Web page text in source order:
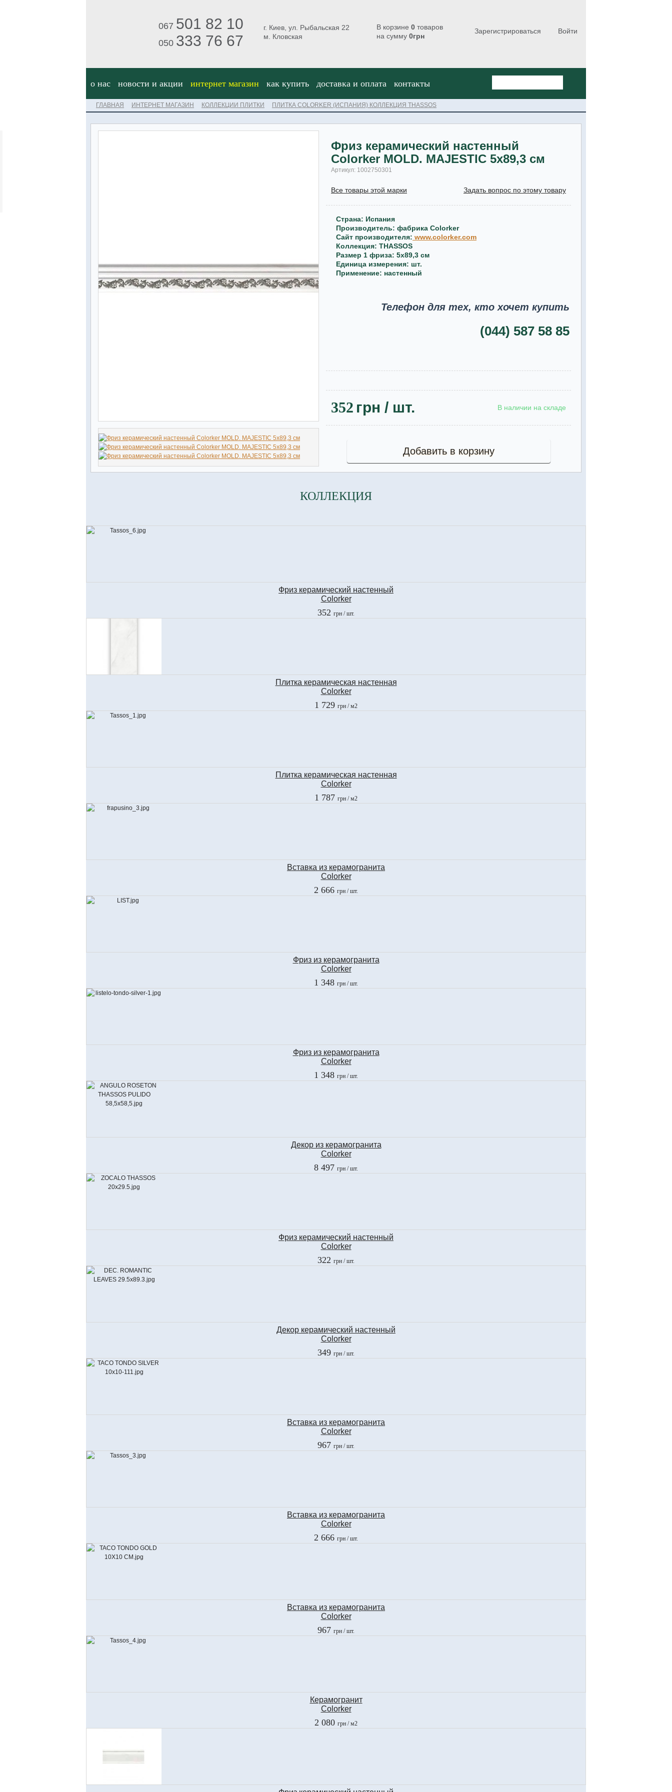
067 501 82 10
050 333 76 67
г. Киев, ул. Рыбальская 22
м. Кловская
В корзине 0 товаров
на сумму 0грн
Зарегистрироваться Войти
о нас новости и акции интернет магазин как купить доставка и оплата контакты
ГЛАВНАЯ ИНТЕРНЕТ МАГАЗИН КОЛЛЕКЦИИ ПЛИТКИ ПЛИТКА COLORKER (ИСПАНИЯ) КОЛЛЕКЦИЯ THASSOS
Фриз керамический настенный
Colorker MOLD. MAJESTIC 5x89,3 см
Артикул: 1002750301
Все товары этой марки Задать вопрос по этому товару
Страна: Испания
Производитель: фабрика Colorker
Сайт производителя: www.colorker.com
Коллекция: THASSOS
Размер 1 фриза: 5x89,3 см
Единица измерения: шт.
Применение: настенный
Телефон для тех, кто хочет купить
(044) 587 58 85
352 грн / шт. В наличии на складе
Добавить в корзину
КОЛЛЕКЦИЯ
Фриз керамический настенный
Colorker
MOLD. MAJESTIC
5x89,3 см
352 грн / шт.
Плитка керамическая настенная
Colorker
THASSOS
29,5х89,3 см
1 729 грн / м2
Плитка керамическая настенная
Colorker
THASSOS ONDA
29,5x89,3 см
1 787 грн / м2
Вставка из керамогранита
Colorker
DEC. TONDO GOLD
d=29 см
2 666 грн / шт.
Фриз из керамогранита
Colorker
LIST. TONDO GOLD
10х58,5 см
1 348 грн / шт.
Фриз из керамогранита
Colorker
LIST. TONDO SILVER
10х58,5 см
1 348 грн / шт.
Декор из керамогранита
Colorker
ANG. ROSETON
THASSOS
8 497 грн / шт.
Фриз керамический настенный
Colorker
ZOC. THASSOS
20x29,5 см
322 грн / шт.
Декор керамический настенный
Colorker
DEC. ROMANTIC LEAVES
29,5x89,3 см
349 грн / шт.
Вставка из керамогранита
Colorker
TACO TONDO SILVER
10x10 см
967 грн / шт.
Вставка из керамогранита
Colorker
DEC. TONDO SILVER
d=29 см
2 666 грн / шт.
Вставка из керамогранита
Colorker
TACO TONDO GOLD
10x10 см
967 грн / шт.
Керамогранит
Colorker
THASSOS PULIDO
58,5x58,5 см
2 080 грн / м2